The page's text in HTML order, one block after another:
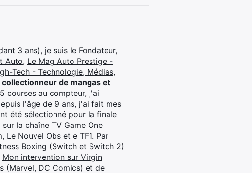
3 ans), je suis le Fondateur,
Auto, Le Mag Auto Prestige -
Tech - Technologie, Médias,
de mangas et
courses au compteur, j'ai
l'âge de 9 ans, j'ai fait mes
été sélectionné pour la finale
la chaîne TV Game One
Le Nouvel Obs et e TF1. Par
Boxing (Switch et Switch 2)
Mon intervention sur Virgin
(Marvel, DC Comics) et de